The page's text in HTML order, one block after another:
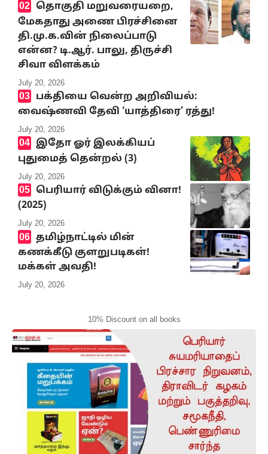
தொகுதி மறுவரையறை,
மேகதாது அணை பிரச்சினை
தி.மு.க.வின் நிலைப்பாடு
என்ன? டி.ஆர். பாலு, திருச்சி
சிவா விளக்கம்
July 20, 2026
பக்தியை வென்ற அறிவியல்:
வைஷ்ணவி தேவி ‘யாத்திரை’ ரத்து!
July 20, 2026
இதோ ஓர் இலக்கியப்
புதுமைத் தென்றல் (3)
July 20, 2026
பெரியார் விடுக்கும் வினா!
(2025)
July 20, 2026
தமிழ்நாட்டில் மின்
கணக்கீடு குளறுபடிகள்!
மக்கள் அவதி!
July 20, 2026
10% Discount on all books